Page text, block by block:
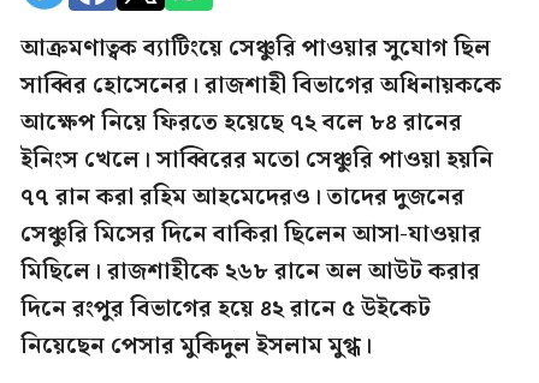
আক্রমণাত্বক ব্যাটিংয়ে সেঞ্চুরি পাওয়ার সুযোগ ছিল
সাব্বির হোসেনের। রাজশাহী বিভাগের অধিনায়ককে
আক্ষেপ নিয়ে ফিরতে হয়েছে ৭২ বলে ৮৪ রানের
ইনিংস খেলে। সাব্বিরের মতো সেঞ্চুরি পাওয়া হয়নি
৭৭ রান করা রহিম আহমেদেরও। তাদের দুজনের
সেঞ্চুরি মিসের দিনে বাকিরা ছিলেন আসা-যাওয়ার
মিছিলে। রাজশাহীকে ২৬৮ রানে অল আউট করার
দিনে রংপুর বিভাগের হয়ে ৪২ রানে ৫ উইকেট
নিয়েছেন পেসার মুকিদুল ইসলাম মুগ্ধ।